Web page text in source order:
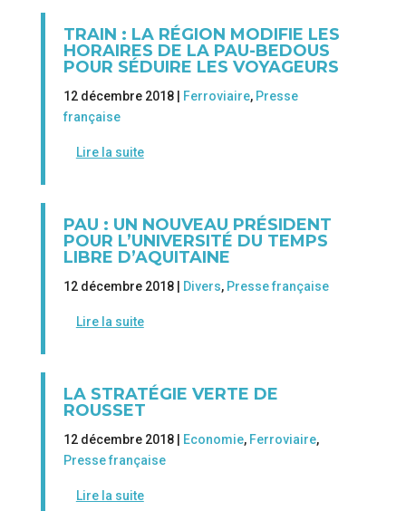
TRAIN : LA RÉGION MODIFIE LES
HORAIRES DE LA PAU-BEDOUS
POUR SÉDUIRE LES VOYAGEURS
12 décembre 2018 | Ferroviaire, Presse
française
Lire la suite
PAU : UN NOUVEAU PRÉSIDENT
POUR L’UNIVERSITÉ DU TEMPS
LIBRE D’AQUITAINE
12 décembre 2018 | Divers, Presse française
Lire la suite
LA STRATÉGIE VERTE DE
ROUSSET
12 décembre 2018 | Economie, Ferroviaire,
Presse française
Lire la suite